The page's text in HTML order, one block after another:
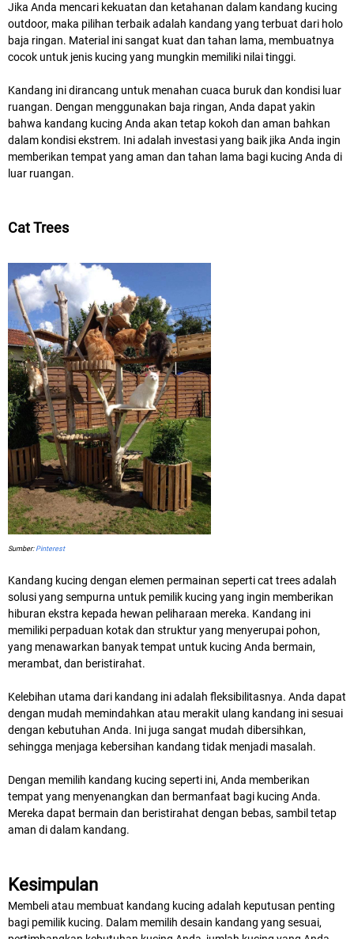
Jika Anda mencari kekuatan dan ketahanan dalam kandang kucing
outdoor, maka pilihan terbaik adalah kandang yang terbuat dari holo
baja ringan. Material ini sangat kuat dan tahan lama, membuatnya
cocok untuk jenis kucing yang mungkin memiliki nilai tinggi.
Kandang ini dirancang untuk menahan cuaca buruk dan kondisi luar
ruangan. Dengan menggunakan baja ringan, Anda dapat yakin
bahwa kandang kucing Anda akan tetap kokoh dan aman bahkan
dalam kondisi ekstrem. Ini adalah investasi yang baik jika Anda ingin
memberikan tempat yang aman dan tahan lama bagi kucing Anda di
luar ruangan.
Cat Trees
Sumber: Pinterest
Kandang kucing dengan elemen permainan seperti cat trees adalah
solusi yang sempurna untuk pemilik kucing yang ingin memberikan
hiburan ekstra kepada hewan peliharaan mereka. Kandang ini
memiliki perpaduan kotak dan struktur yang menyerupai pohon,
yang menawarkan banyak tempat untuk kucing Anda bermain,
merambat, dan beristirahat.
Kelebihan utama dari kandang ini adalah fleksibilitasnya. Anda dapat
dengan mudah memindahkan atau merakit ulang kandang ini sesuai
dengan kebutuhan Anda. Ini juga sangat mudah dibersihkan,
sehingga menjaga kebersihan kandang tidak menjadi masalah.
Dengan memilih kandang kucing seperti ini, Anda memberikan
tempat yang menyenangkan dan bermanfaat bagi kucing Anda.
Mereka dapat bermain dan beristirahat dengan bebas, sambil tetap
aman di dalam kandang.
Kesimpulan
Membeli atau membuat kandang kucing adalah keputusan penting
bagi pemilik kucing. Dalam memilih desain kandang yang sesuai,